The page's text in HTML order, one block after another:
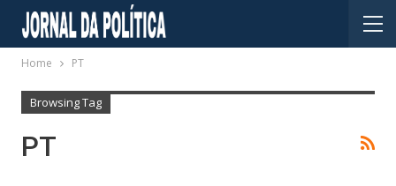
Home PT
Browsing Tag
PT